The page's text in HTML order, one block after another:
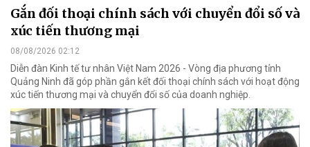
Gắn đối thoại chính sách với chuyển đổi số và
xúc tiến thương mại
08/08/2026 02:12
Diễn đàn Kinh tế tư nhân Việt Nam 2026 - Vòng địa phương tỉnh
Quảng Ninh đã góp phần gắn kết đối thoại chính sách với hoạt động
xúc tiến thương mại và chuyển đổi số của doanh nghiệp.